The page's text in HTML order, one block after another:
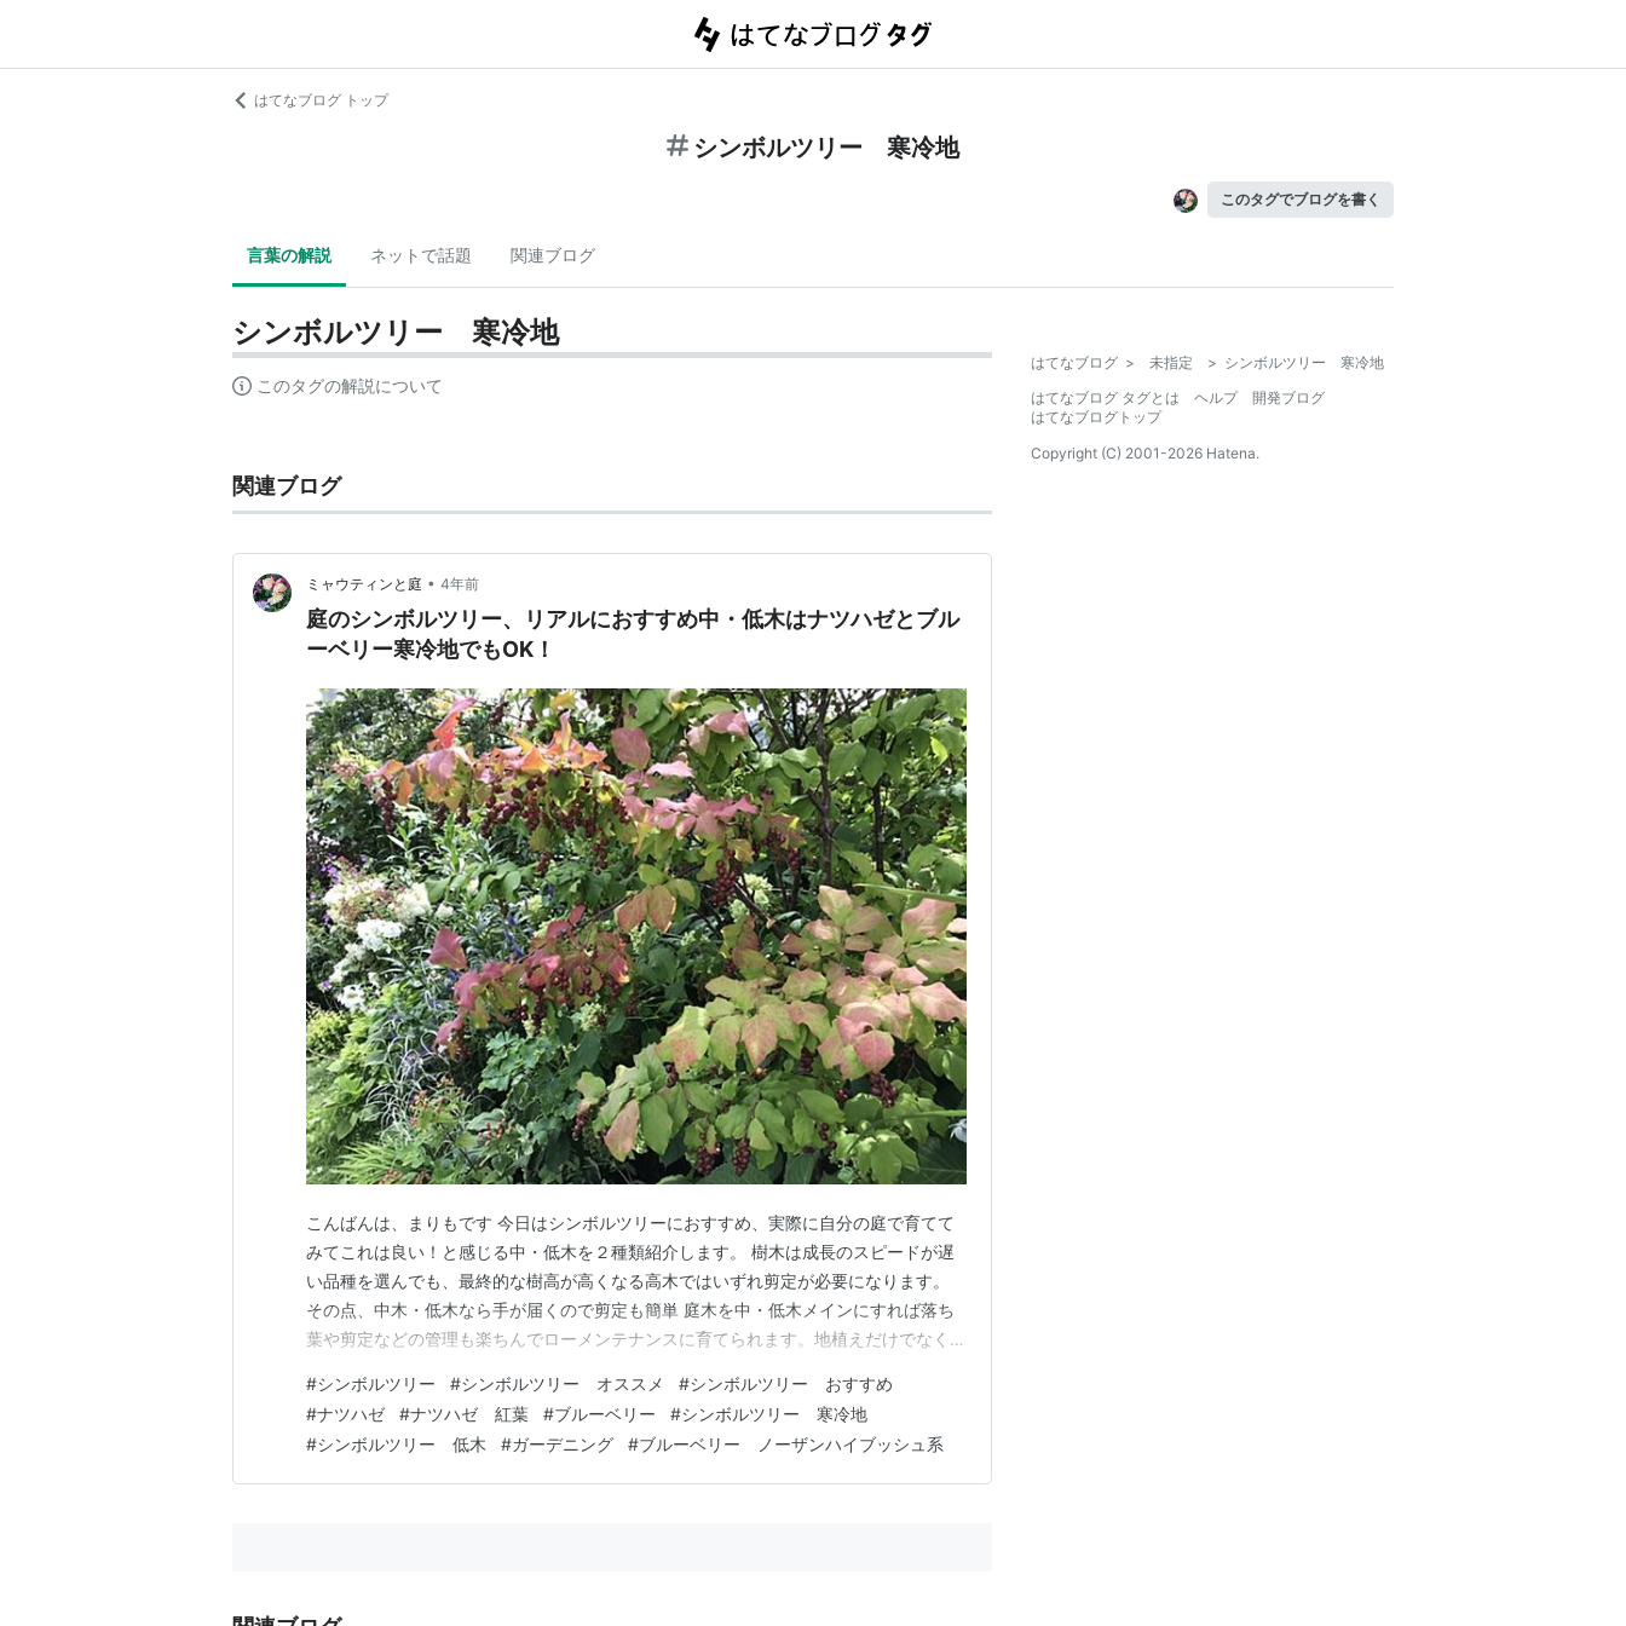
はてなブログ トップ
シンボルツリー 寒冷地
このタグでブログを書く
言葉の解説 ネットで話題 関連ブログ
シンボルツリー 寒冷地
このタグの解説について
関連ブログ
ミャウティンと庭 • 4年前
庭のシンボルツリー、リアルにおすすめ中・低木はナツハゼとブル
ーベリー寒冷地でもOK！
こんばんは、まりもです 今日はシンボルツリーにおすすめ、実際に自分の庭で育てて
みてこれは良い！と感じる中・低木を２種類紹介します。 樹木は成長のスピードが遅
い品種を選んでも、最終的な樹高が高くなる高木ではいずれ剪定が必要になります。
その点、中木・低木なら手が届くので剪定も簡単 庭木を中・低木メインにすれば落ち
葉や剪定などの管理も楽ちんでローメンテナンスに育てられます。地植えだけでなく、
そのような時は奥の方に高い樹木を配置して、手前に中・低木を植えるとお庭に奥行き
感を与えてくれますよ！ そんな単独でも高木と組み合わ…
#シンボルツリー #シンボルツリー オススメ #シンボルツリー おすすめ
#ナツハゼ #ナツハゼ 紅葉 #ブルーベリー #シンボルツリー 寒冷地
#シンボルツリー 低木 #ガーデニング #ブルーベリー ノーザンハイブッシュ系
はてなブログ > 未指定 > シンボルツリー 寒冷地
はてなブログ タグとは
ヘルプ
開発ブログ
はてなブログトップ
Copyright (C) 2001-2026 Hatena.